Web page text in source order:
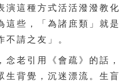
演這種方式活活潑潑教化
這些，「為諸庶類」就是
不請之友」。
老引用《會疏》的話，
生背覺，沉迷漂流。生盲